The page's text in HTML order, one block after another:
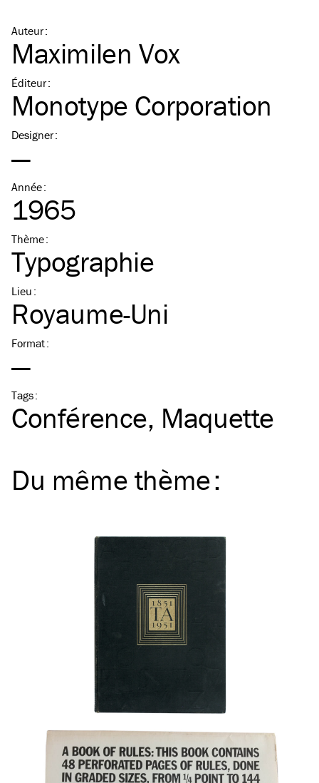
Auteur:
Maximilen Vox
Éditeur:
Monotype Corporation
Designer:
—
Année:
1965
Thème:
Typographie
Lieu :
Royaume-Uni
Format:
—
Tags:
Conférence Maquette
Du même thème: